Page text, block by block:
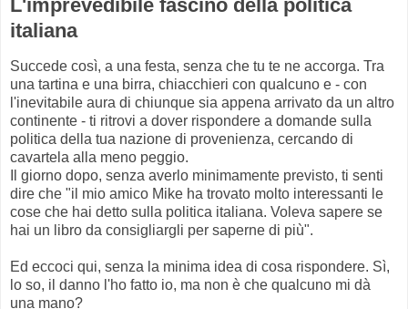
L'imprevedibile fascino della politica
italiana
Succede così, a una festa, senza che tu te ne accorga. Tra
una tartina e una birra, chiacchieri con qualcuno e - con
l'inevitabile aura di chiunque sia appena arrivato da un altro
continente - ti ritrovi a dover rispondere a domande sulla
politica della tua nazione di provenienza, cercando di
cavartela alla meno peggio.
Il giorno dopo, senza averlo minimamente previsto, ti senti
dire che "il mio amico Mike ha trovato molto interessanti le
cose che hai detto sulla politica italiana. Voleva sapere se
hai un libro da consigliargli per saperne di più".
Ed eccoci qui, senza la minima idea di cosa rispondere. Sì,
lo so, il danno l'ho fatto io, ma non è che qualcuno mi dà
una mano?